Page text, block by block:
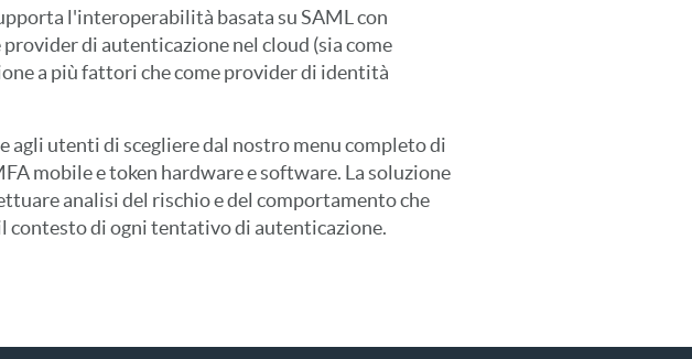
l'interoperabilità basata su SAML con
di autenticazione nel cloud (sia come
a più fattori che come provider di identità
agli utenti di scegliere dal nostro menu completo di
mobile e token hardware e software. La soluzione
analisi del rischio e del comportamento che
contesto di ogni tentativo di autenticazione.